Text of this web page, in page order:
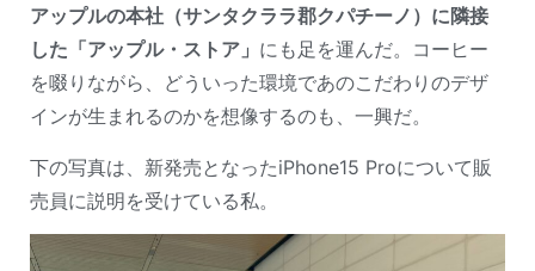
アップルの本社（サンタクララ郡クパチーノ）に隣接
した「アップル・ストア」 にも足を運んだ。コーヒー
を啜りながら、どういった環境であのこだわりのデザ
インが生まれるのかを想像するのも、一興だ。
下の写真は、新発売となったiPhone15 Proについて販
売員に説明を受けている私。